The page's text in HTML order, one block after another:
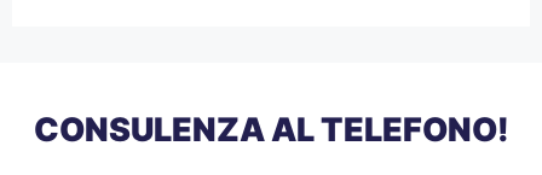
CONSULENZA AL TELEFONO!